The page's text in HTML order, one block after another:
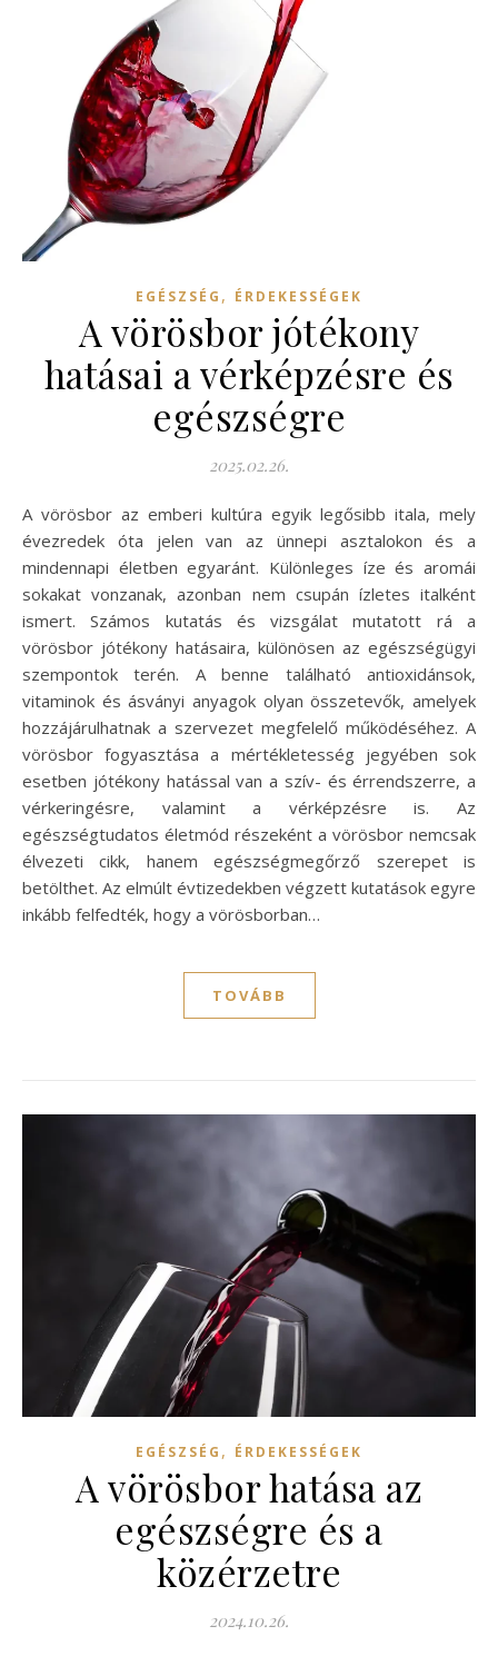
EGÉSZSÉG , ÉRDEKESSÉGEK
A vörösbor jótékony
hatásai a vérképzésre és
egészségre
2025.02.26.
A vörösbor az emberi kultúra egyik legősibb itala, mely
évezredek óta jelen van az ünnepi asztalokon és a
mindennapi életben egyaránt. Különleges íze és aromái
sokakat vonzanak, azonban nem csupán ízletes italként
ismert. Számos kutatás és vizsgálat mutatott rá a
vörösbor jótékony hatásaira, különösen az egészségügyi
szempontok terén. A benne található antioxidánsok,
vitaminok és ásványi anyagok olyan összetevők, amelyek
hozzájárulhatnak a szervezet megfelelő működéséhez. A
vörösbor fogyasztása a mértékletesség jegyében sok
esetben jótékony hatással van a szív- és érrendszerre, a
vérkeringésre, valamint a vérképzésre is. Az
egészségtudatos életmód részeként a vörösbor nemcsak
élvezeti cikk, hanem egészségmegőrző szerepet is
betölthet. Az elmúlt évtizedekben végzett kutatások egyre
inkább felfedték, hogy a vörösborban…
TOVÁBB
EGÉSZSÉG , ÉRDEKESSÉGEK
A vörösbor hatása az
egészségre és a
közérzetre
2024.10.26.